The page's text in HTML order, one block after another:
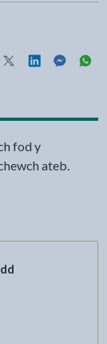
hon wrth
y dudalen hon
y dudalen
Rhannwch y
Rhannwch y
fod y
ateb.